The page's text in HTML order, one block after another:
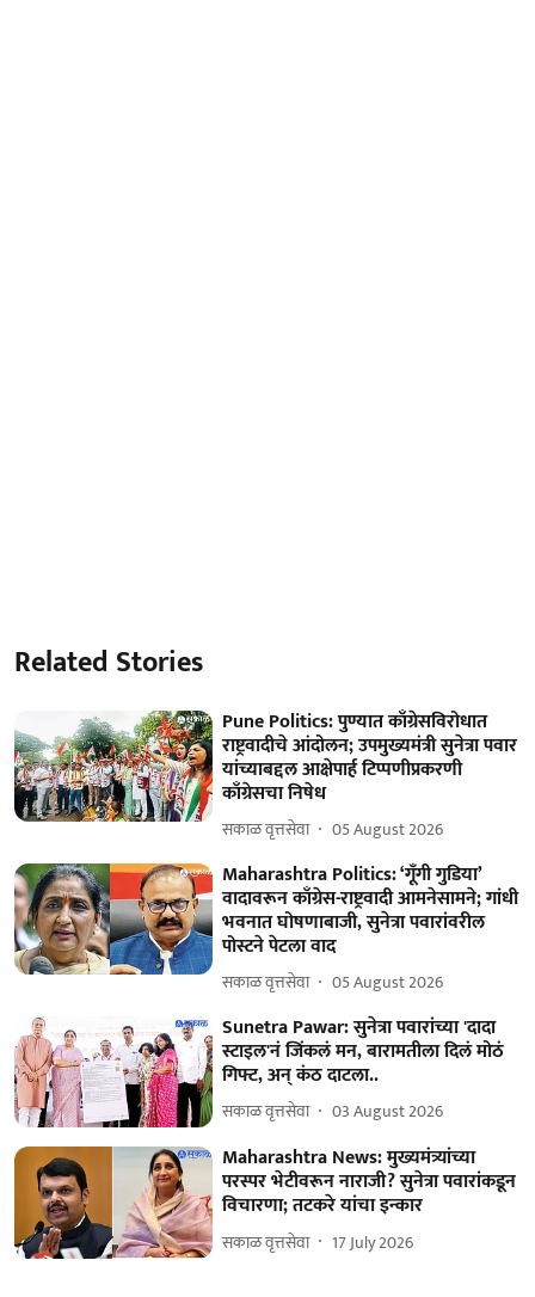
Related Stories
Pune Politics: पुण्यात काँग्रेसविरोधात
राष्ट्रवादीचे आंदोलन; उपमुख्यमंत्री सुनेत्रा पवार
यांच्याबद्दल आक्षेपार्ह टिप्पणीप्रकरणी
काँग्रेसचा निषेध
सकाळ वृत्तसेवा 05 August 2026
Maharashtra Politics: ‘गूँगी गुडिया’
वादावरून काँग्रेस-राष्ट्रवादी आमनेसामने; गांधी
भवनात घोषणाबाजी, सुनेत्रा पवारांवरील
पोस्टने पेटला वाद
सकाळ वृत्तसेवा 05 August 2026
Sunetra Pawar: सुनेत्रा पवारांच्या 'दादा
स्टाइल'नं जिंकलं मन, बारामतीला दिलं मोठं
गिफ्ट, अन् कंठ दाटला..
सकाळ वृत्तसेवा 03 August 2026
Maharashtra News: मुख्यमंत्र्यांच्या
परस्पर भेटीवरून नाराजी? सुनेत्रा पवारांकडून
विचारणा; तटकरे यांचा इन्कार
सकाळ वृत्तसेवा 17 July 2026